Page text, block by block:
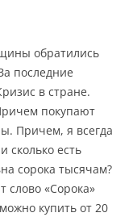
обратились
последние
в стране.
покупают
Причем, я всегда
сколько есть
сорока тысячам?
слово «Сорока»
купить от 20